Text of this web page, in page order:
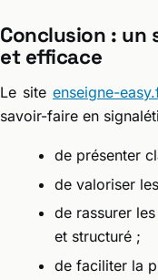
Conclusion : un
et efficace
Le site enseigne-
savoir-faire en
de présenter
de valoriser
de rassurer
et structuré ;
de faciliter la